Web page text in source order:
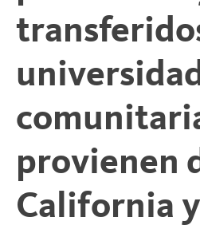
provienen
California